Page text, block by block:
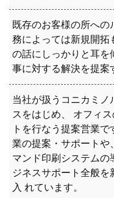
既存のお客様の所へ
務によっては新規開拓
の話にしっかりと耳を
事に対する解決を提案
当社が扱うコニカミノ
スをはじめ、 オフィ
トを行なう提案営業
業の提案・サポートや
マンド印刷システムの
ジネスサポート全般
入 れています。